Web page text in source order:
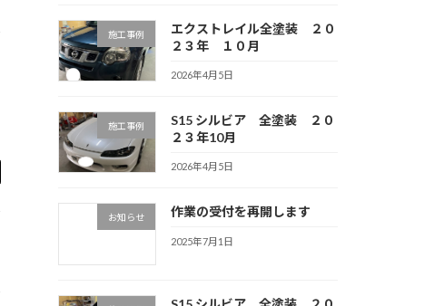
施工事例
エクストレイル全塗装 ２０
２３年 １０月
2026年4月5日
施工事例
S15 シルビア 全塗装 ２０
２３年10月
2026年4月5日
お知らせ 作業の受付を再開します
2025年7月1日